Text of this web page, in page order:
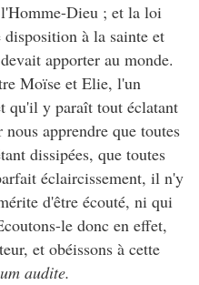
Dieu ; et la loi
à la sainte et
apporter au monde.
Moïse et Elie, l'un
qu'il y paraît tout éclatant
apprendre que toutes
dissipées, que toutes
éclaircissement, il n'y
d'être écouté, ni qui
le donc en effet,
et obéissons à cette
audite.